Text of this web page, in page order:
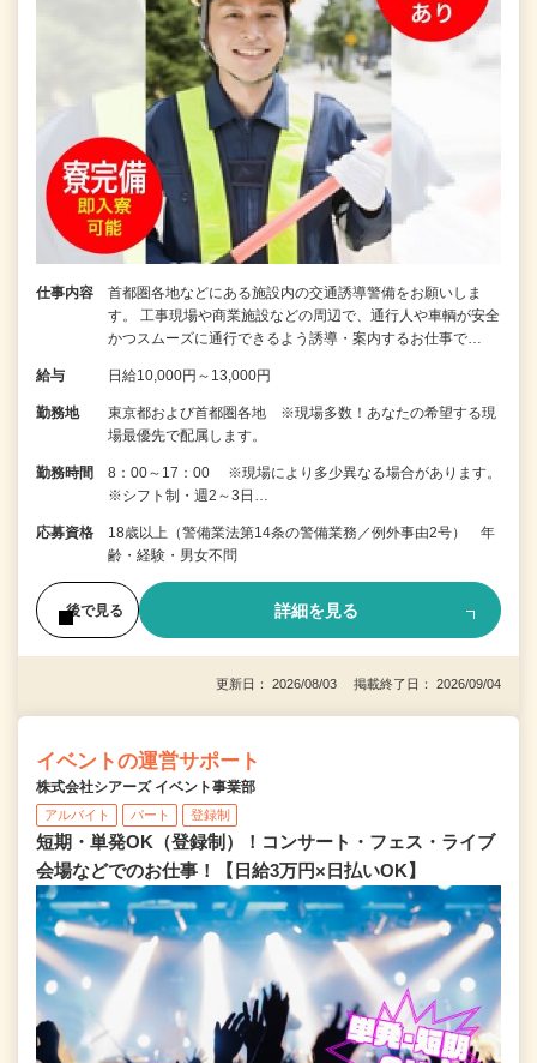
仕事内容
首都圏各地などにある施設内の交通誘導警備をお願いしま
す。 工事現場や商業施設などの周辺で、通行人や車輌が安全
かつスムーズに通行できるよう誘導・案内するお仕事で…
給与 日給10,000円～13,000円
勤務地
東京都および首都圏各地 ※現場多数！あなたの希望する現
場最優先で配属します。
勤務時間
8：00～17：00 ※現場により多少異なる場合があります。
※シフト制・週2～3日…
応募資格
18歳以上（警備業法第14条の警備業務／例外事由2号） 年
齢・経験・男女不問
後で見る 詳細を見る
更新日： 2026/08/03 掲載終了日： 2026/09/04
イベントの運営サポート
株式会社シアーズ イベント事業部
アルバイト パート 登録制
短期・単発OK（登録制）！コンサート・フェス・ライブ
会場などでのお仕事！【日給3万円×日払いOK】